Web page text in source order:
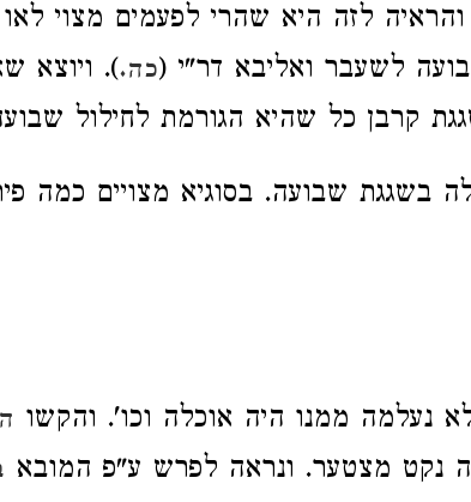
לזה היא שהרי לפעמים מצוי לאו
לשעבר ואליבא דר"י (כה.). ויוצא
קרבן כל שהיא הגורמת לחילול
שבועה. בסוגיא מצויים כמה
נעלמה ממנו היה אוכלה וכו'. והקשו
נקט מצטער. ונראה לפרש ע"פ המובא